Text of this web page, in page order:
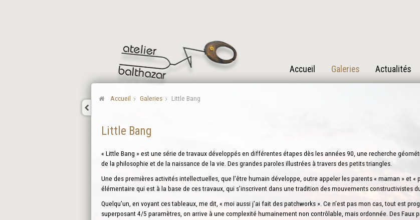
Accueil Galeries Actualités
Accueil Galeries Little Bang
Little Bang
« Little Bang » est une série de travaux développés en différentes étapes dès les années 90, une recherche
de la philosophie et de la naissance de la vie. Des grandes paroles illustrées à travers des petits triangles.
Une des premières activités intellectuelles, que l’être humain développe, outre appeler les parents « maman » et «
élémentaire qui est à la base de ces travaux, qui s’inscrivent dans une tradition des mouvements constructivistes
Quelqu’un, en voyant ces tableaux, me dit, « moi aussi j’ai fait des patchworks ». Ce n’est pas mon cas, tout est
superposant 4/5 paramètres, on arrive à une complexité humainement non contrôlable, mais ordonnée. Des Faux